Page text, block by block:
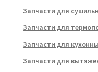
Запчасти для
Запчасти для
Запчасти для
Запчасти для